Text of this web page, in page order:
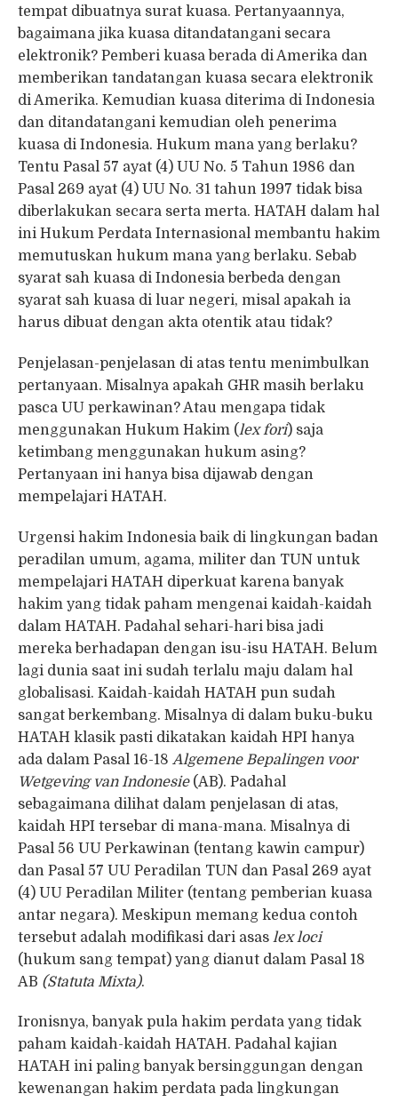
tempat dibuatnya surat kuasa. Pertanyaannya,
bagaimana jika kuasa ditandatangani secara
elektronik? Pemberi kuasa berada di Amerika dan
memberikan tandatangan kuasa secara elektronik
di Amerika. Kemudian kuasa diterima di Indonesia
dan ditandatangani kemudian oleh penerima
kuasa di Indonesia. Hukum mana yang berlaku?
Tentu Pasal 57 ayat (4) UU No. 5 Tahun 1986 dan
Pasal 269 ayat (4) UU No. 31 tahun 1997 tidak bisa
diberlakukan secara serta merta. HATAH dalam hal
ini Hukum Perdata Internasional membantu hakim
memutuskan hukum mana yang berlaku. Sebab
syarat sah kuasa di Indonesia berbeda dengan
syarat sah kuasa di luar negeri, misal apakah ia
harus dibuat dengan akta otentik atau tidak?
Penjelasan-penjelasan di atas tentu menimbulkan
pertanyaan. Misalnya apakah GHR masih berlaku
pasca UU perkawinan? Atau mengapa tidak
menggunakan Hukum Hakim (lex fori) saja
ketimbang menggunakan hukum asing?
Pertanyaan ini hanya bisa dijawab dengan
mempelajari HATAH.
Urgensi hakim Indonesia baik di lingkungan badan
peradilan umum, agama, militer dan TUN untuk
mempelajari HATAH diperkuat karena banyak
hakim yang tidak paham mengenai kaidah-kaidah
dalam HATAH. Padahal sehari-hari bisa jadi
mereka berhadapan dengan isu-isu HATAH. Belum
lagi dunia saat ini sudah terlalu maju dalam hal
globalisasi. Kaidah-kaidah HATAH pun sudah
sangat berkembang. Misalnya di dalam buku-buku
HATAH klasik pasti dikatakan kaidah HPI hanya
ada dalam Pasal 16-18 Algemene Bepalingen voor
Wetgeving van Indonesie(AB). Padahal
sebagaimana dilihat dalam penjelasan di atas,
kaidah HPI tersebar di mana-mana. Misalnya di
Pasal 56 UU Perkawinan (tentang kawin campur)
dan Pasal 57 UU Peradilan TUN dan Pasal 269 ayat
(4) UU Peradilan Militer (tentang pemberian kuasa
antar negara). Meskipun memang kedua contoh
tersebut adalah modifikasi dari asas lex loci
(hukum sang tempat) yang dianut dalam Pasal 18
AB (Statuta Mixta).
Ironisnya, banyak pula hakim perdata yang tidak
paham kaidah-kaidah HATAH. Padahal kajian
HATAH ini paling banyak bersinggungan dengan
kewenangan hakim perdata pada lingkungan